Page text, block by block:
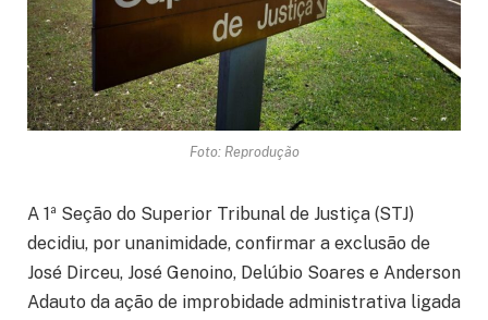
Foto: Reprodução
A 1ª Seção do Superior Tribunal de Justiça (STJ)
decidiu, por unanimidade, confirmar a exclusão de
José Dirceu, José Genoino, Delúbio Soares e Anderson
Adauto da ação de improbidade administrativa ligada